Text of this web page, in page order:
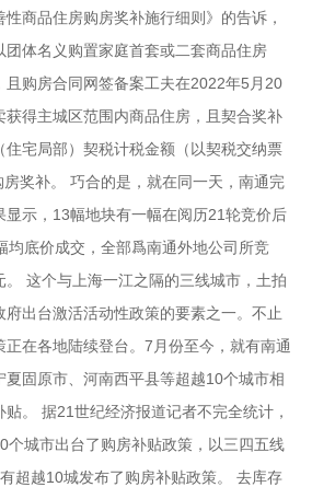
商品住房购房奖补施行细则》的告诉，
团体名义购置家庭首套或二套商品住房
且购房合同网签备案工夫在2022年5月20
获得主城区范围内商品住房，且契合奖补
宅局部）契税计税金额（以契税交纳票
奖补。 巧合的是，就在同一天，南通完
显示，13幅地块有一幅在阅历21轮竞价后
均底价成交，全部爲南通外地公司所竞
这个与上海一江之隔的三线城市，土拍
出台激活活动性政策的要素之一。不止
在各地陆续登台。7月份至今，就有南通
固原市、河南西平县等超越10个城市相
。 据21世纪经济报道记者不完全统计，
个城市出台了购房补贴政策，以三四五线
超越10城发布了购房补贴政策。 去库存